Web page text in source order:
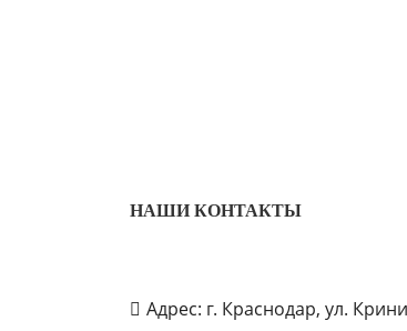
НАШИ КОНТАКТЫ
Адрес: г. Краснодар, ул.